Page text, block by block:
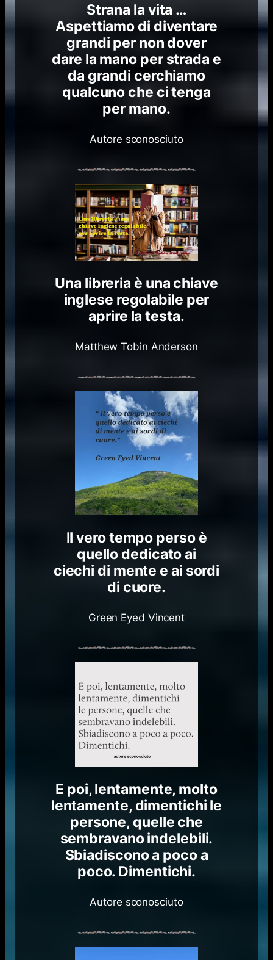
Strana la vita …
Aspettiamo di diventare
grandi per non dover
dare la mano per strada e
da grandi cerchiamo
qualcuno che ci tenga
per mano.
Autore sconosciuto
Una libreria è una chiave
inglese regolabile per
aprire la testa.
Matthew Tobin Anderson
Il vero tempo perso è
quello dedicato ai
ciechi di mente e ai sordi
di cuore.
Green Eyed Vincent
E poi, lentamente, molto
lentamente, dimentichi le
persone, quelle che
sembravano indelebili.
Sbiadiscono a poco a
poco. Dimentichi.
Autore sconosciuto